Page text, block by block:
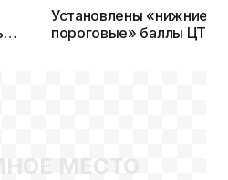
Установлены «нижние
пороговые» баллы ЦТ
МЕСТО